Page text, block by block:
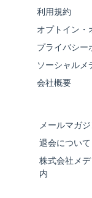
利用規約
オプトイン・
プライバシー
ソーシャルメ
会社概要
メールマガ
退会について
株式会社メ
内